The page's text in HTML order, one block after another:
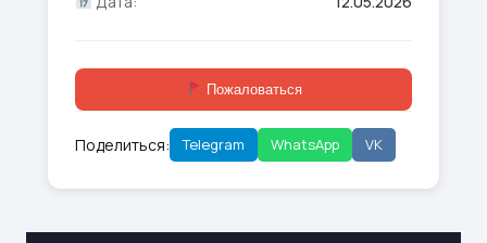
Пожаловаться
Поделиться: Telegram WhatsApp VK